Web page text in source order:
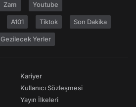
Zam Youtube
A101 Tiktok Son Dakika
Gezilecek Yerler
Kariyer
Kullanıcı Sözleşmesi
Yayın İlkeleri